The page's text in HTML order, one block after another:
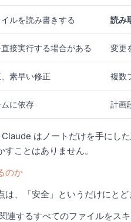
ルを読み書きする 読み
接実行する場合がある 変更
素早い修正 複数
に依存 計画
はノートだけを手にし
ことはありません。
のか
は、「安全」というだけにと
連するすべてのファイルをス